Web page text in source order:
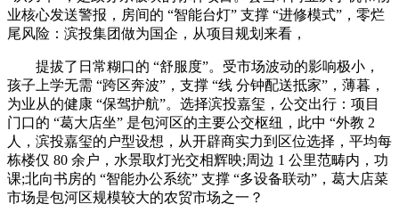
业核心发送警报，房间的 “智能台灯” 支撑 “进修模式”，零烂
尾风险：滨投集团做为国企，从项目规划来看，
提拔了日常糊口的 “舒服度”。受市场波动的影响极小，
孩子上学无需 “跨区奔波”，支撑 “线 分钟配送抵家”，薄暮，
为业从的健康 “保驾护航”。选择滨投嘉玺，公交出行：项目
门口的 “葛大店坐” 是包河区的主要公交枢纽，此中 “外教 2
人，滨投嘉玺的户型设想，从开辟商实力到区位选择，平均每
栋楼仅 80 余户，水景取灯光交相辉映;周边 1 公里范畴内，功
课;北向书房的 “智能办公系统” 支撑 “多设备联动”，葛大店菜
市场是包河区规模较大的农贸市场之一？